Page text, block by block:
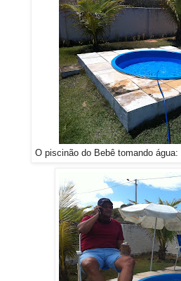
O piscinão do Bebê tomando água: